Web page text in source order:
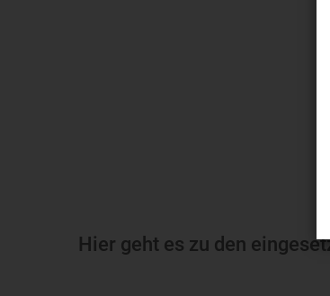
Hier geht es zu den